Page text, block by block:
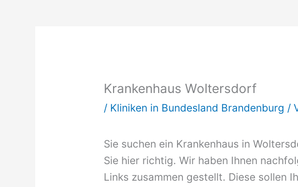
Krankenhaus Woltersdorf
/ Kliniken in Bundesland Brandenburg /
Sie suchen ein Krankenhaus in
Sie hier richtig. Wir haben Ihnen
Links zusammen gestellt. Diese sollen